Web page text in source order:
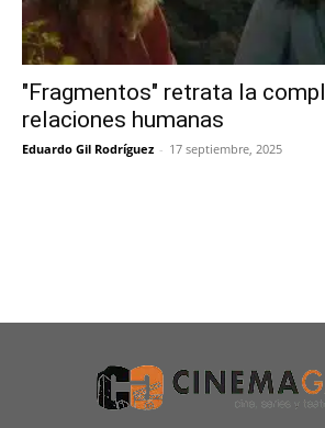
"Fragmentos" retrata la
relaciones humanas
Eduardo Gil Rodríguez - 17 septiembre, 2025